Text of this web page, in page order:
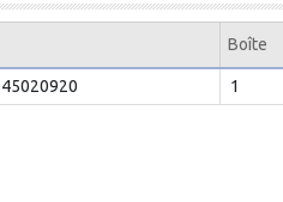
Boîte
1